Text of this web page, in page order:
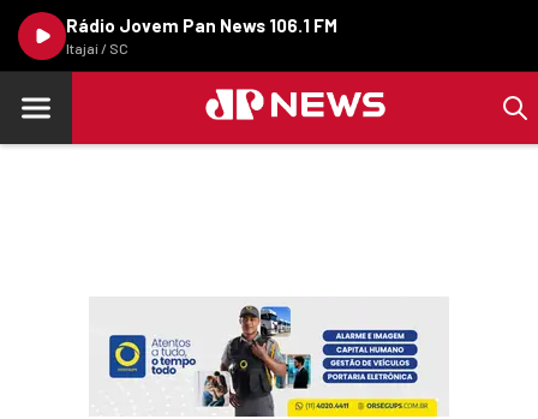
Rádio Jovem Pan News 106.1 FM
Itajaí / SC